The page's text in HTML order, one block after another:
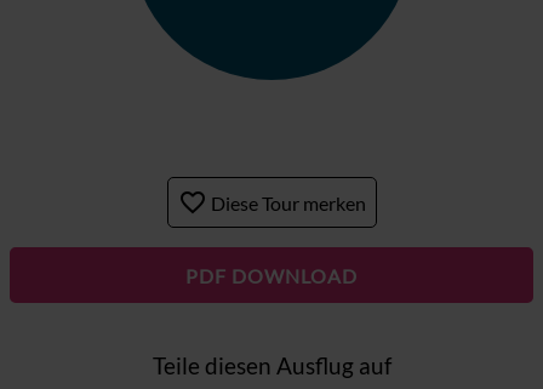
favorite_border Diese Tour merken
PDF DOWNLOAD
Teile diesen Ausflug auf